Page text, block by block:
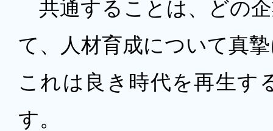
共通することは、どの
て、人材育成について真
これは良き時代を再生す
す。